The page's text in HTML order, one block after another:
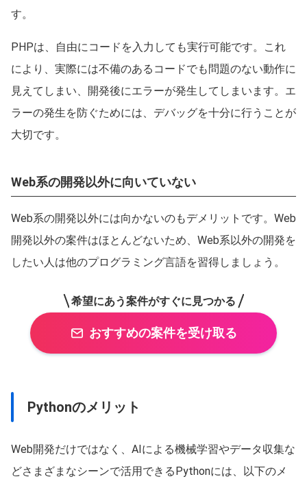
す。
PHPは、自由にコードを入力しても実行可能です。これ
により、実際には不備のあるコードでも問題のない動作に
見えてしまい、開発後にエラーが発生してしまいます。エ
ラーの発生を防ぐためには、デバッグを十分に行うことが
大切です。
Web系の開発以外に向いていない
Web系の開発以外には向かないのもデメリットです。Web
開発以外の案件はほとんどないため、Web系以外の開発を
したい人は他のプログラミング言語を習得しましょう。
希望にあう案件がすぐに見つかる
おすすめの案件を受け取る
Pythonのメリット
Web開発だけではなく、AIによる機械学習やデータ収集な
どさまざまなシーンで活用できるPythonには、以下のメ